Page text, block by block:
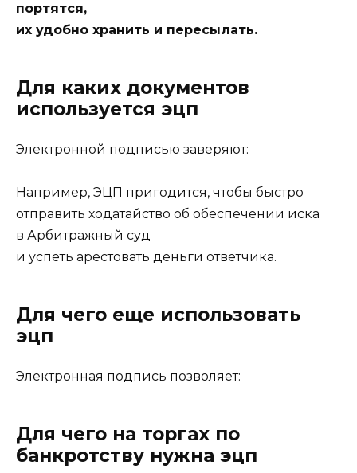
портятся,
их удобно хранить и пересылать.
Для каких документов
используется эцп
Электронной подписью заверяют:
Например, ЭЦП пригодится, чтобы быстро
отправить ходатайство об обеспечении иска
в Арбитражный суд
и успеть арестовать деньги ответчика.
Для чего еще использовать
эцп
Электронная подпись позволяет:
Для чего на торгах по
банкротству нужна эцп